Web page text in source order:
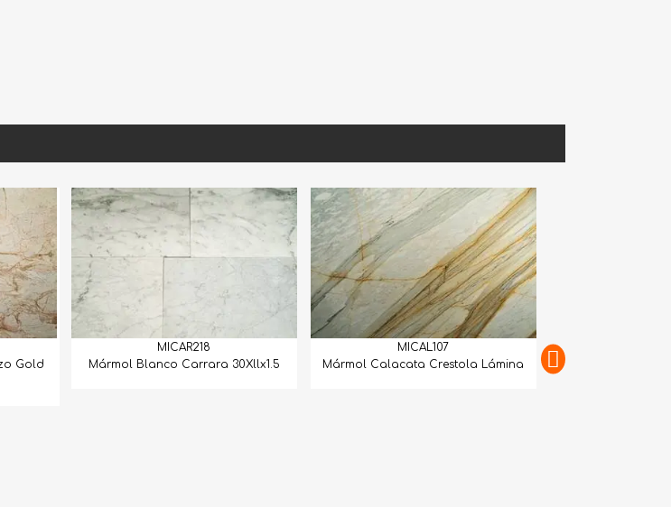
Blanco Carrara 30Xllx1.5
Mármol Calacata Crestola Lámina